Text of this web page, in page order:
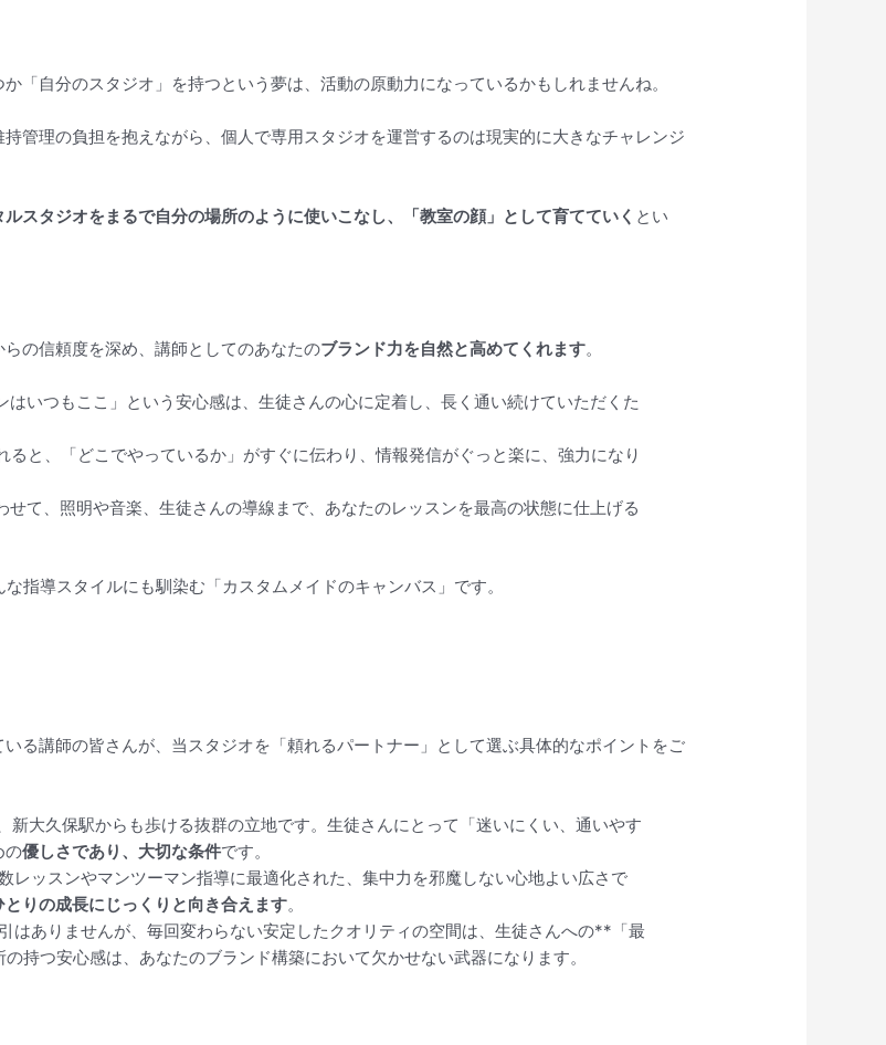
「自分のスタジオ」を持つという夢は、活動の原動力になっているかもしれませんね。
管理の負担を抱えながら、個人で専用スタジオを運営するのは現実的に大きなチャレンジ
ルスタジオをまるで自分の場所のように使いこなし、「教室の顔」として育てていく とい
の信頼度を深め、講師としてのあなたのブランド力を自然と高めてくれます。
はいつもここ」という安心感は、生徒さんの心に定着し、長く通い続けていただくた
ると、「どこでやっているか」がすぐに伝わり、情報発信がぐっと楽に、強力になり
せて、照明や音楽、生徒さんの導線まで、あなたのレッスンを最高の状態に仕上げる
指導スタイルにも馴染む「カスタムメイドのキャンバス」です。
る講師の皆さんが、当スタジオを「頼れるパートナー」として選ぶ具体的なポイントをご
新大久保駅からも歩ける抜群の立地です。生徒さんにとって「迷いにくい、通いやす
の優しさであり、大切な条件です。
レッスンやマンツーマン指導に最適化された、集中力を邪魔しない心地よい広さで
とりの成長にじっくりと向き合えます。
はありませんが、毎回変わらない安定したクオリティの空間は、生徒さんへの**「最
持つ安心感は、あなたのブランド構築において欠かせない武器になります。